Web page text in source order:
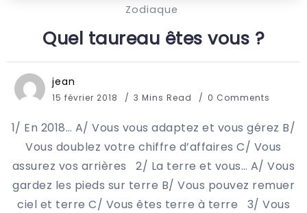
Zodiaque
Quel taureau êtes vous ?
jean
15 février 2018 3 Mins Read 0 Comments
1/ En 2018… A/ Vous vous adaptez et vous gérez B/
Vous doublez votre chiffre d’affaires C/ Vous
assurez vos arrières 2/ La terre et vous… A/ Vous
gardez les pieds sur terre B/ Vous pouvez remuer
ciel et terre C/ Vous êtes terre à terre 3/ Vous